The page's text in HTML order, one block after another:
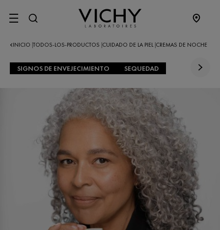
SITE MENU
INICIO TODOS-LOS-PRODUCTOS CUIDADO DE LA PIEL CREMAS DE NOCHE
SIGNOS DE ENVEJECIMIENTO SEQUEDAD